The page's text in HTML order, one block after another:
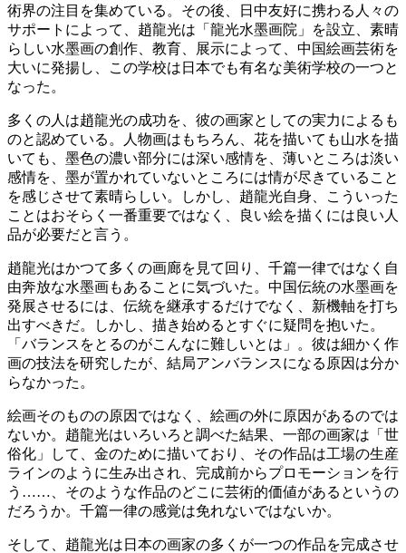
術界の注目を集めている。その後、日中友好に携わる人々の
サポートによって、趙龍光は「龍光水墨画院」を設立、素晴
らしい水墨画の創作、教育、展示によって、中国絵画芸術を
大いに発揚し、この学校は日本でも有名な美術学校の一つと
なった。
多くの人は趙龍光の成功を、彼の画家としての実力によるも
のと認めている。人物画はもちろん、花を描いても山水を描
いても、墨色の濃い部分には深い感情を、薄いところは淡い
感情を、墨が置かれていないところには情が尽きていること
を感じさせて素晴らしい。しかし、趙龍光自身、こういった
ことはおそらく一番重要ではなく、良い絵を描くには良い人
品が必要だと言う。
趙龍光はかつて多くの画廊を見て回り、千篇一律ではなく自
由奔放な水墨画もあることに気づいた。中国伝統の水墨画を
発展させるには、伝統を継承するだけでなく、新機軸を打ち
出すべきだ。しかし、描き始めるとすぐに疑問を抱いた。
「バランスをとるのがこんなに難しいとは」。彼は細かく作
画の技法を研究したが、結局アンバランスになる原因は分か
らなかった。
絵画そのものの原因ではなく、絵画の外に原因があるのでは
ないか。趙龍光はいろいろと調べた結果、一部の画家は「世
俗化」して、金のために描いており、その作品は工場の生産
ラインのように生み出され、完成前からプロモーションを行
う……、そのような作品のどこに芸術的価値があるというの
だろうか。千篇一律の感覚は免れないではないか。
そして、趙龍光は日本の画家の多くが一つの作品を完成させ